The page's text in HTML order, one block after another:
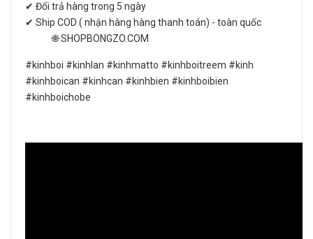
✔ Đổi trả hàng trong 5 ngày
✔ Ship COD ( nhận hàng hàng thanh toán) - toàn quốc
🌐 SHOPBONGZO.COM
#kinhboi #kinhlan #kinhmatto #kinhboitreem #kinh
#kinhboican #kinhcan #kinhbien #kinhboibien
#kinhboichobe